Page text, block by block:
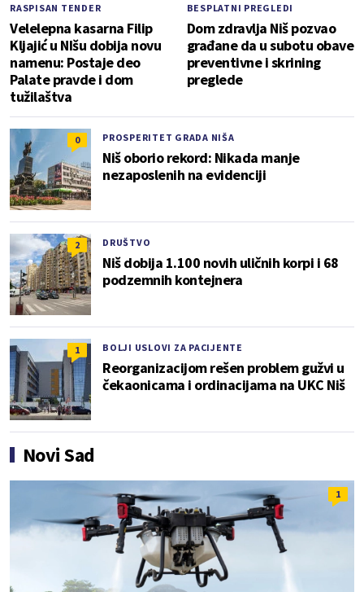
RASPISAN TENDER
Velelepna kasarna Filip
Kljajić u NIšu dobija novu
namenu: Postaje deo
Palate pravde i dom
tužilaštva
BESPLATNI PREGLEDI
Dom zdravlja Niš pozvao
građane da u subotu obave
preventivne i skrining
preglede
0 PROSPERITET GRADA NIŠA
Niš oborio rekord: Nikada manje
nezaposlenih na evidenciji
2 DRUŠTVO
Niš dobija 1.100 novih uličnih korpi i 68
podzemnih kontejnera
1 BOLJI USLOVI ZA PACIJENTE
Reorganizacijom rešen problem gužvi u
čekaonicama i ordinacijama na UKC Niš
Novi Sad
1